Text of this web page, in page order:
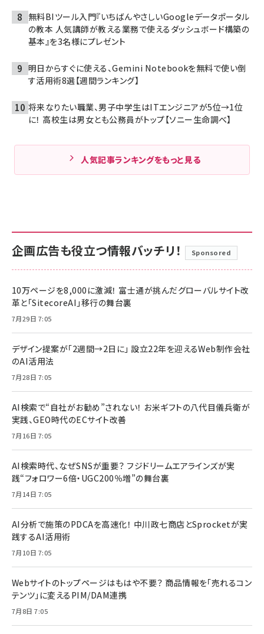
無料BIツール入門『いちばんやさしいGoogleデータポータル
の教本 人気講師が教える業務で使えるダッシュボード構築の
基本』を3名様にプレゼント
明日からすぐに使える、Gemini Notebookを無料で使い倒
す活用術8選【週間ランキング】
将来なりたい職業、男子中学生はITエンジニアが5位→1位
に！ 高校生は男女とも公務員がトップ【ソニー生命調べ】
人気記事ランキングをもっと見る
企画広告も役立つ情報バッチリ！ Sponsored
10万ページを8,000に激減！ 富士通が挑んだグローバルサイト改
革と「SitecoreAI」移行の舞台裏
7月29日 7:05
デザイン提案が「2週間→2日に」 設立22年を迎えるWeb制作会社
のAI活用法
7月28日 7:05
AI検索で“自社がお勧め”されない！ お米ギフトの八代目儀兵衛が
実践、GEO時代のECサイト改善
7月16日 7:05
AI検索時代、なぜSNSが重要？ フジドリームエアラインズが実
践“フォロワー6倍・UGC200％増”の舞台裏
7月14日 7:05
AI分析で施策のPDCAを高速化！ 中川政七商店とSprocketが実
践するAI活用術
7月10日 7:05
Webサイトのトップページはもはや不要？ 商品情報を「売れるコン
テンツ」に変えるPIM/DAM連携
7月8日 7:05